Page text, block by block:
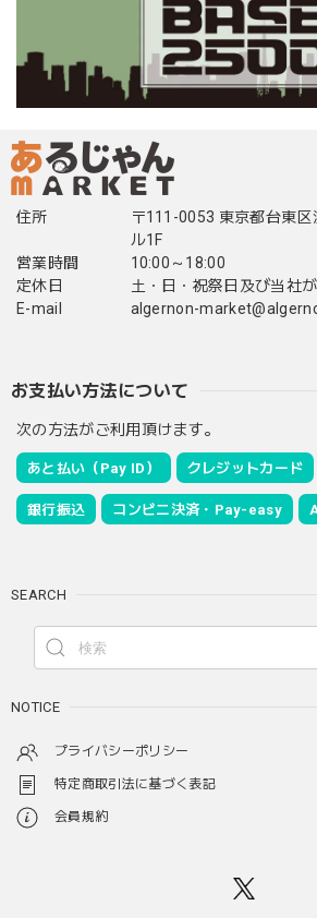
住所
〒111-0053 東京都台東
ル1F
営業時間
10:00～18:00
定休日
土・日・祝祭日及び当社
E-mail
algernon-
お支払い方法について
次の方法がご利用頂けます。
あと払い（Pay ID） クレジットカード
銀行振込 コンビニ決済・Pay-easy
SEARCH
NOTICE
プライバシーポリシー
特定商取引法に基づく表記
会員規約